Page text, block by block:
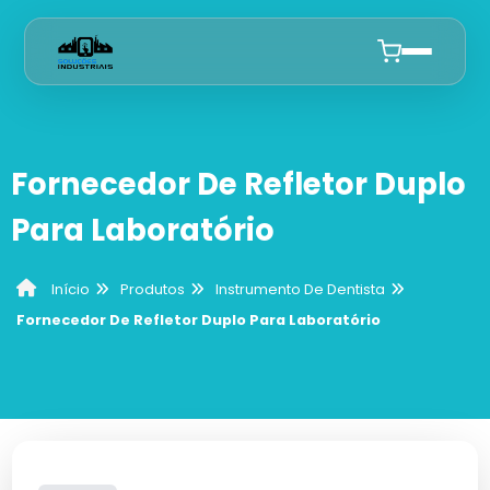
Quem Somos
Cureta Gracey
Alicate De Corte
Instrumento De Dentista
Anuncie
Fornecedor De Refletor Duplo
Para Laboratório
Início Produtos
Instrumento De Dentista
Fornecedor De Refletor Duplo Para Laboratório